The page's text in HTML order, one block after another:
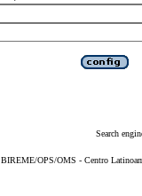
Search
BIREME/OPS/OMS - Centro